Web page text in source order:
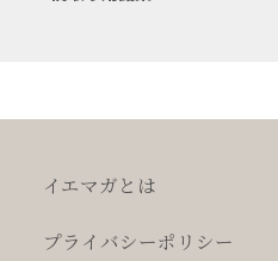
イエマガとは
プライバシーポリシー